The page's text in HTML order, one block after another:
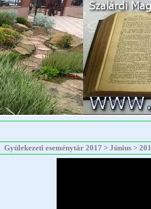
Gyülekezeti eseménytár 2017 > Június >